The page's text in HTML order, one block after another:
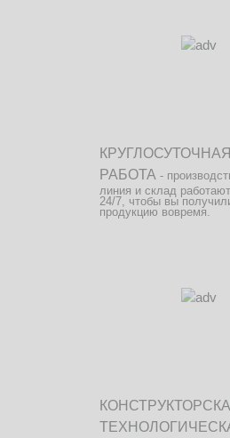
КРУГЛОСУТОЧНАЯ
РАБОТА -
линия и склад
24/7, чтобы вы
продукцию вовремя.